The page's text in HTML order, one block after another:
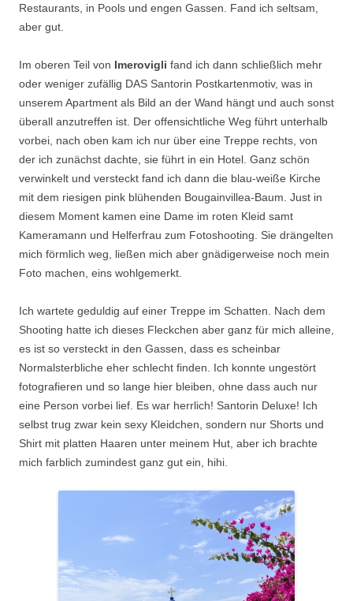
Restaurants, in Pools und engen Gassen. Fand ich seltsam,
aber gut.
Im oberen Teil von Imerovigli fand ich dann schließlich mehr
oder weniger zufällig DAS Santorin Postkartenmotiv, was in
unserem Apartment als Bild an der Wand hängt und auch sonst
überall anzutreffen ist. Der offensichtliche Weg führt unterhalb
vorbei, nach oben kam ich nur über eine Treppe rechts, von
der ich zunächst dachte, sie führt in ein Hotel. Ganz schön
verwinkelt und versteckt fand ich dann die blau-weiße Kirche
mit dem riesigen pink blühenden Bougainvillea-Baum. Just in
diesem Moment kamen eine Dame im roten Kleid samt
Kameramann und Helferfrau zum Fotoshooting. Sie drängelten
mich förmlich weg, ließen mich aber gnädigerweise noch mein
Foto machen, eins wohlgemerkt.
Ich wartete geduldig auf einer Treppe im Schatten. Nach dem
Shooting hatte ich dieses Fleckchen aber ganz für mich alleine,
es ist so versteckt in den Gassen, dass es scheinbar
Normalsterbliche eher schlecht finden. Ich konnte ungestört
fotografieren und so lange hier bleiben, ohne dass auch nur
eine Person vorbei lief. Es war herrlich! Santorin Deluxe! Ich
selbst trug zwar kein sexy Kleidchen, sondern nur Shorts und
Shirt mit platten Haaren unter meinem Hut, aber ich brachte
mich farblich zumindest ganz gut ein, hihi.